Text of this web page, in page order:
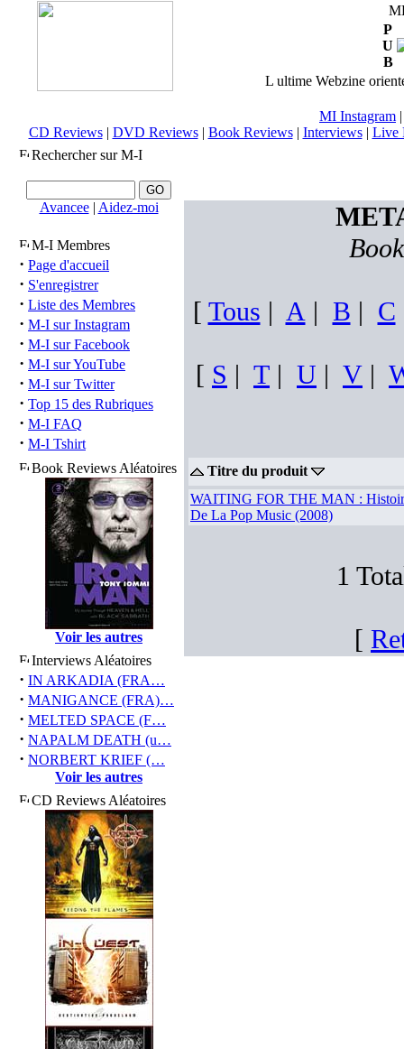
P
U
B
L ultime Webzine
MI Instagram
CD Reviews| DVD Reviews| Book Reviews| Interviews| Live
Rechercher sur M-I
Avancee| Aidez-moi
M-I Membres
· Page d'accueil
· S'enregistrer
· Liste des Membres
· M-I sur Instagram
· M-I sur Facebook
· M-I sur YouTube
· M-I sur Twitter
· Top 15 des Rubriques
· M-I FAQ
· M-I Tshirt
Book Reviews Aléatoires
Voir les autres
Interviews Aléatoires
· IN ARKADIA (FRA…
· MANIGANCE (FRA)…
· MELTED SPACE (F…
· NAPALM DEATH (u…
· NORBERT KRIEF (…
Voir les autres
CD Reviews Aléatoires
[ Tous | A| B | C
[ S | T | U | V |
Titre du produit
WAITING FOR THE MAN :
De La Pop Music (2008)
1
[